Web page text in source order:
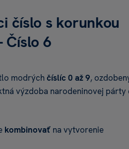
číslo s korunkou
Číslo 6
modrých číslíc 0 až 9,
výzdoba narodeninovej párty
kombinovať na vytvorenie